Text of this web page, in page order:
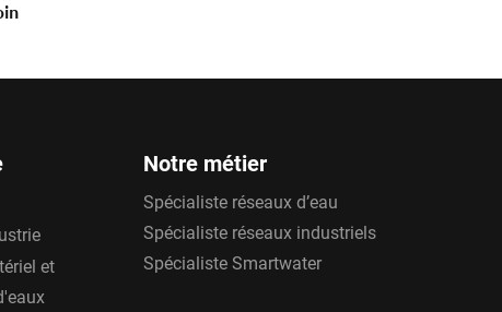
et
Notre métier
Spécialiste réseaux d’eau
Spécialiste réseaux industriels
Spécialiste Smartwater